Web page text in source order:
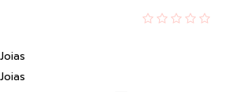
Joias
Joias